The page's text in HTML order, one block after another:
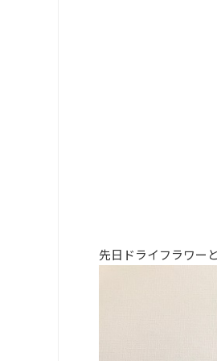
先日ドライフラワー